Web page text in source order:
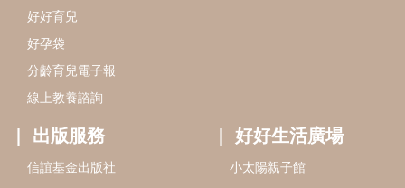
Bookstart閱讀起步走
信誼幼兒文學獎
信誼兒童動畫獎
小袋鼠說故事劇團
service@hsin-yi.org.tw
信誼好好育兒
小太陽親子書房